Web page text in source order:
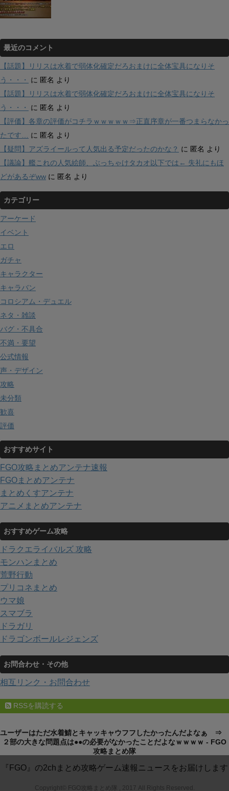
最近のコメント
【話題】リリスは水着で弱体化確定だろおまけに全体宝具になりそ
う・・・
に 匿名 より
【話題】リリスは水着で弱体化確定だろおまけに全体宝具になりそ
う・・・
に 匿名 より
【評価】各章の評価がコチラｗｗｗｗｗ⇒正直序章が一番つまらなかっ
たです…
に 匿名 より
【疑問】アズライールって人気出る予定だったのかな？ に 匿名 より
【議論】艦これの人気絵師、ぶっちゃけタカオ以下では← 失礼にもほ
どがあるぞww に 匿名 より
カテゴリー
アーケード
イベント
エロ
ガチャ
キャラクター
キャラバン
コロシアム・デュエル
ネタ・雑談
バグ・不具合
不満・要望
公式情報
声・デザイン
攻略
未分類
歓喜
評価
おすすめサイト
FGO攻略まとめアンテナ速報
FGOまとめアンテナ
まとめくすアンテナ
アニメまとめアンテナ
おすすめゲーム攻略
ドラクエライバルズ 攻略
モンハンまとめ
荒野行動
プリコネまとめ
ウマ娘
スマブラ
ドラガリ
ドラゴンボールレジェンズ
お問合わせ・その他
相互リンク・お問合わせ
RSSを購読する
ユーザーはただ水着鯖とキャッキャウフフしたかったんだよなぁ ⇒
２部の大きな問題点は●●の必要がなかったことだよなｗｗｗｗ - FGO
攻略まとめ隊
『FGO』の2chまとめ攻略ゲーム速報ニュースをお届けします
Copyright© FGO攻略まとめ隊 , 2017 All Rights Reserved.